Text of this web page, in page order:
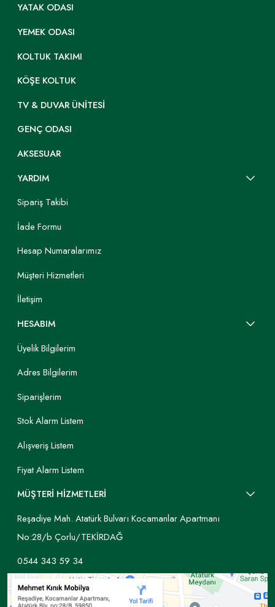
YATAK ODASI
YEMEK ODASI
KOLTUK TAKIMI
KÖŞE KOLTUK
TV & DUVAR ÜNITESI
GENÇ ODASI
AKSESUAR
YARDIM
Sipariş Takibi
İade Formu
Hesap Numaralarımız
Müşteri Hizmetleri
İletişim
HESABIM
Üyelik Bilgilerim
Adres Bilgilerim
Siparişlerim
Stok Alarm Listem
Alışveriş Listem
Fiyat Alarm Listem
MÜŞTERİ HİZMETLERİ
Reşadiye Mah. Atatürk Bulvarı Kocamanlar Apartmanı
No:28/b Çorlu/TEKİRDAĞ
0544 343 59 34